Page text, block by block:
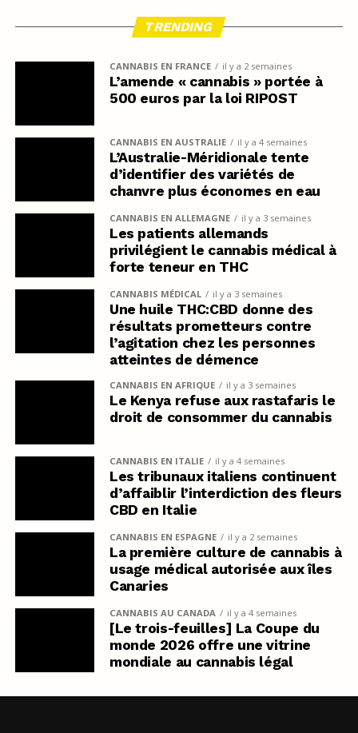
TRENDING
CANNABIS EN FRANCE il y a 2 semaines
L’amende « cannabis » portée à
500 euros par la loi RIPOST
CANNABIS EN AUSTRALIE il y a 4 semaines
L’Australie-Méridionale tente
d’identifier des variétés de
chanvre plus économes en eau
CANNABIS EN ALLEMAGNE il y a 3 semaines
Les patients allemands
privilégient le cannabis médical à
forte teneur en THC
CANNABIS MÉDICAL il y a 3 semaines
Une huile THC:CBD donne des
résultats prometteurs contre
l’agitation chez les personnes
atteintes de démence
CANNABIS EN AFRIQUE il y a 3 semaines
Le Kenya refuse aux rastafaris le
droit de consommer du cannabis
CANNABIS EN ITALIE il y a 4 semaines
Les tribunaux italiens continuent
d’affaiblir l’interdiction des fleurs
CBD en Italie
CANNABIS EN ESPAGNE il y a 2 semaines
La première culture de cannabis à
usage médical autorisée aux îles
Canaries
CANNABIS AU CANADA il y a 4 semaines
[Le trois-feuilles] La Coupe du
monde 2026 offre une vitrine
mondiale au cannabis légal